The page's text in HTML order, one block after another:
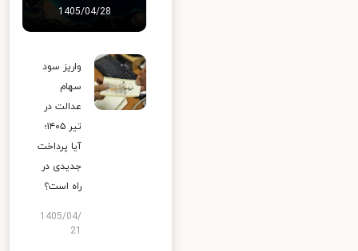
1405/04/28
واریز سود
سهام
عدالت در
تیر ۱۴۰۵؛
آیا پرداخت
جدیدی در
راه است؟
1405/04/